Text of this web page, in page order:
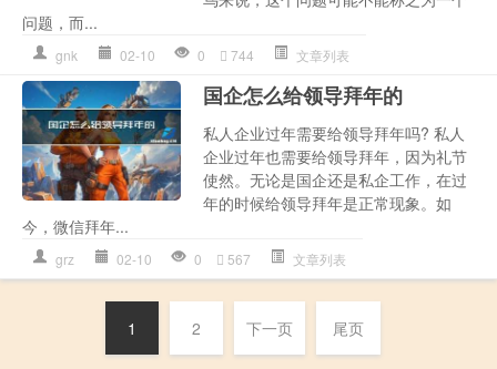
问题，而...
gnk 02-10 0 744 文章列表
国企怎么给领导拜年的
私人企业过年需要给领导拜年吗? 私人
企业过年也需要给领导拜年，因为礼节
使然。无论是国企还是私企工作，在过
年的时候给领导拜年是正常现象。如
今，微信拜年...
grz 02-10 0 567 文章列表
1 2 下一页 尾页